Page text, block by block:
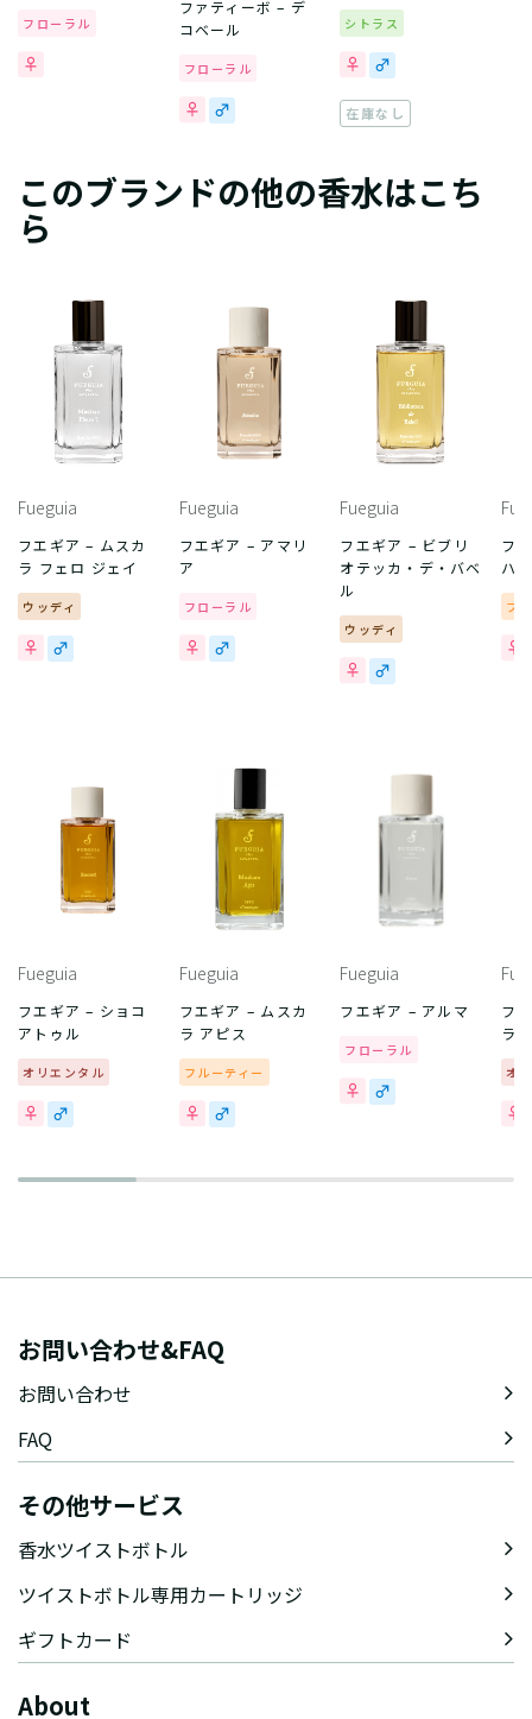
フローラル
ファティーボ – デ
コベール
フローラル
シトラス
在庫なし
このブランドの他の香水はこち
ら
Fueguia
フエギア – ムスカ
ラ フェロ ジェイ
ウッディ
Fueguia
フエギア – アマリ
ア
フローラル
Fueguia
フエギア – ビブリ
オテッカ・デ・バベ
ル
ウッディ
フ
ハ
フ
Fueguia
フエギア – ショコ
アトゥル
オリエンタル
Fueguia
フエギア – ムスカ
ラ アピス
フルーティー
Fueguia
フエギア – アルマ
フローラル
フ
ラ
オ
お問い合わせ&FAQ
お問い合わせ
FAQ
その他サービス
香水ツイストボトル
ツイストボトル専用カートリッジ
ギフトカード
About